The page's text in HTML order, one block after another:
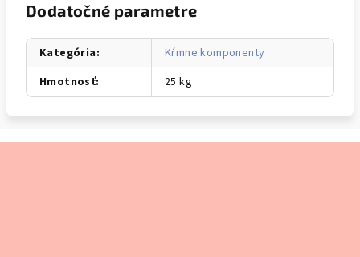
Dodatočné parametre
Kategória:
Kŕmne komponenty
Hmotnosť: 25 kg